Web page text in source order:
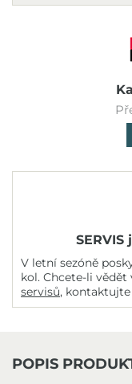
V letní sezóně
kol. Chcete-li
servisů,
POPIS